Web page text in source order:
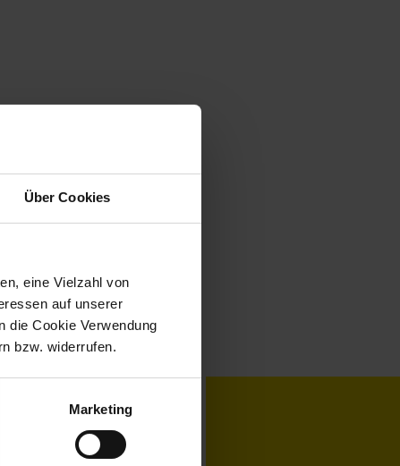
Über Cookies
eine Vielzahl von
auf unserer
die Cookie Verwendung
bzw. widerrufen.
Marketing